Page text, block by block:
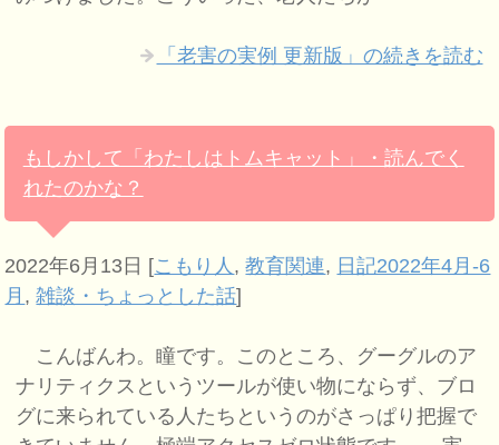
「老害の実例 更新版」の続きを読む
もしかして「わたしはトムキャット」・読んでく
れたのかな？
2022年6月13日 [こもり人 ,教育関連, 日記2022年4月-6
月 ,雑談・ちょっとした話]
こんばんわ。瞳です。このところ、グーグルのア
ナリティクスというツールが使い物にならず、ブロ
グに来られている人たちというのがさっぱり把握で